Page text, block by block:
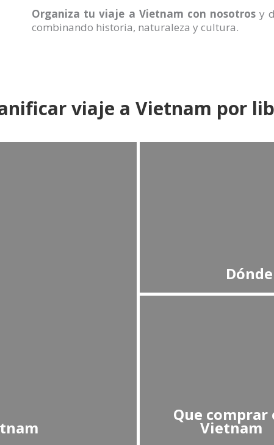
Organiza tu viaje a Vietnam con nosotros y
combinando historia, naturaleza y cultura.
viaje a Vietnam por
Que comprar
Vietnam